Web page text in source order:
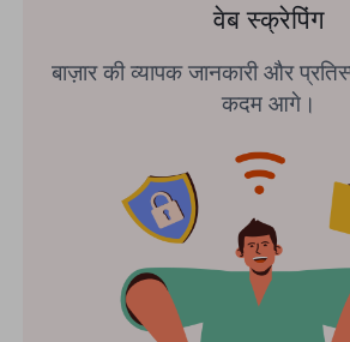
वेब स्क्रेपिंग
बाज़ार की व्यापक जानकारी और
कदम आगे।